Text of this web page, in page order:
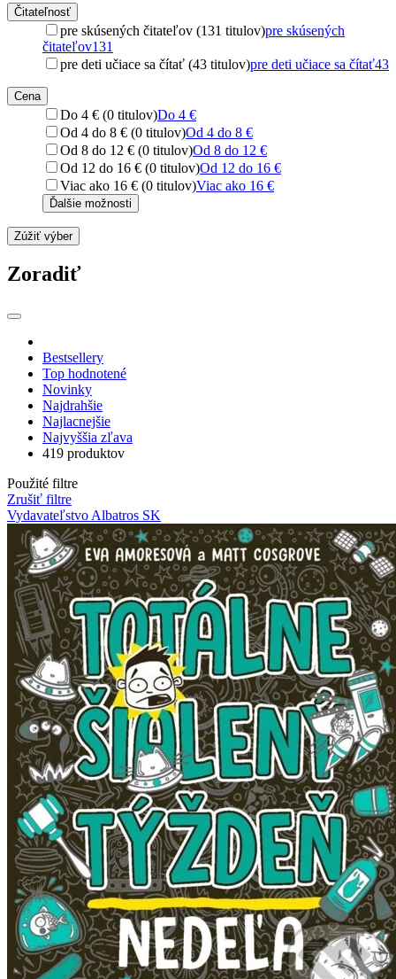
Čitateľnosť
pre skúsených čitateľov (131 titulov)pre skúsených
čitateľov131
pre deti učiace sa čítať (43 titulov)pre deti učiace sa čítať43
Cena
Do 4 € (0 titulov)Do 4 €
Od 4 do 8 € (0 titulov)Od 4 do 8 €
Od 8 do 12 € (0 titulov)Od 8 do 12 €
Od 12 do 16 € (0 titulov)Od 12 do 16 €
Viac ako 16 € (0 titulov)Viac ako 16 €
Ďalšie možnosti
Zúžiť výber
Zoradiť
Bestsellery
Top hodnotené
Novinky
Najdrahšie
Najlacnejšie
Najvyššia zľava
419 produktov
Použité filtre
Zrušiť filtre
Vydavateľstvo Albatros SK